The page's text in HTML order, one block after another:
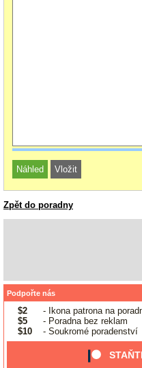
Zpět do poradny
Podpořte nás
$2
- Ikona patrona na
$5
- Poradna bez reklam
$10
- Soukromé poradenství